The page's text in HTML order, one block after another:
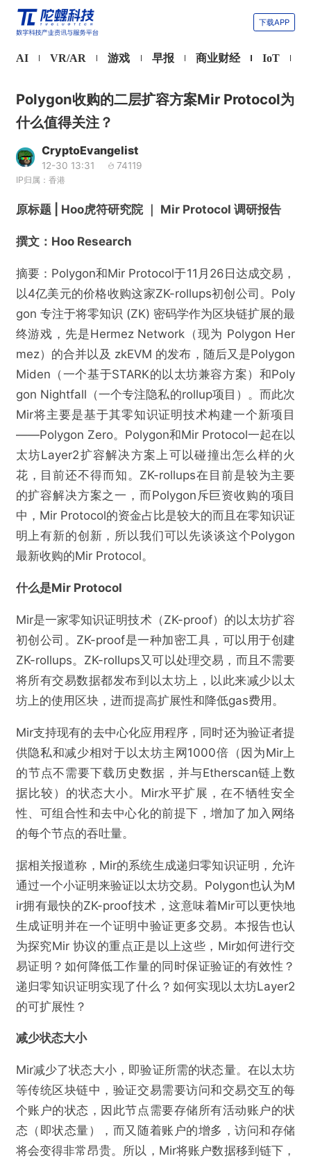
下载APP
AI VR/AR 游戏 早报 商业财经 IoT
Polygon收购的二层扩容方案Mir Protocol为
什么值得关注？
CryptoEvangelist
12-30 13:31 74119
IP归属：香港
原标题 | Hoo虎符研究院 ｜ Mir Protocol 调研报告
撰文：Hoo Research
摘要：Polygon和Mir Protocol于11月26日达成交易，
以4亿美元的价格收购这家ZK-rollups初创公司。Poly
gon 专注于将零知识 (ZK) 密码学作为区块链扩展的最
终游戏，先是Hermez Network（现为 Polygon Her
mez）的合并以及 zkEVM 的发布，随后又是Polygon
Miden（一个基于STARK的以太坊兼容方案）和Poly
gon Nightfall（一个专注隐私的rollup项目）。而此次
Mir将主要是基于其零知识证明技术构建一个新项目
——Polygon Zero。Polygon和Mir Protocol一起在以
太坊Layer2扩容解决方案上可以碰撞出怎么样的火
花，目前还不得而知。ZK-rollups在目前是较为主要
的扩容解决方案之一，而Polygon斥巨资收购的项目
中，Mir Protocol的资金占比是较大的而且在零知识证
明上有新的创新，所以我们可以先谈谈这个Polygon
最新收购的Mir Protocol。
什么是Mir Protocol
Mir是一家零知识证明技术（ZK-proof）的以太坊扩容
初创公司。ZK-proof是一种加密工具，可以用于创建
ZK-rollups。ZK-rollups又可以处理交易，而且不需要
将所有交易数据都发布到以太坊上，以此来减少以太
坊上的使用区块，进而提高扩展性和降低gas费用。
Mir支持现有的去中心化应用程序，同时还为验证者提
供隐私和减少相对于以太坊主网1000倍（因为Mir上
的节点不需要下载历史数据，并与Etherscan链上数
据比较）的状态大小。Mir水平扩展，在不牺牲安全
性、可组合性和去中心化的前提下，增加了加入网络
的每个节点的吞吐量。
据相关报道称，Mir的系统生成递归零知识证明，允许
通过一个小证明来验证以太坊交易。Polygon也认为M
ir拥有最快的ZK-proof技术，这意味着Mir可以更快地
生成证明并在一个证明中验证更多交易。本报告也认
为探究Mir 协议的重点正是以上这些，Mir如何进行交
易证明？如何降低工作量的同时保证验证的有效性？
递归零知识证明实现了什么？如何实现以太坊Layer2
的可扩展性？
减少状态大小
Mir减少了状态大小，即验证所需的状态量。在以太坊
等传统区块链中，验证交易需要访问和交易交互的每
个账户的状态，因此节点需要存储所有活动账户的状
态（即状态量），而又随着账户的增多，访问和存储
将会变得非常昂贵。所以，Mir将账户数据移到链下，